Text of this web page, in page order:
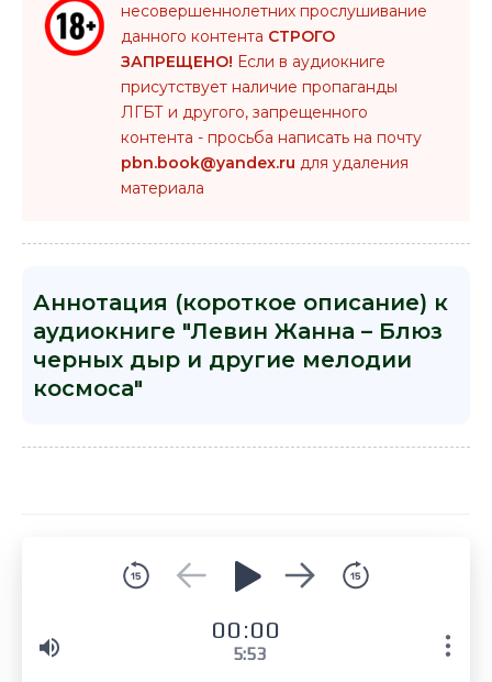
несовершеннолетних прослушивание
данного контента СТРОГО
ЗАПРЕЩЕНО! Если в аудиокниге
присутствует наличие пропаганды
ЛГБТ и другого, запрещенного
контента - просьба написать на почту
pbn.book@yandex.ru для удаления
материала
Аннотация (короткое описание) к
аудиокниге "Левин Жанна – Блюз
черных дыр и другие мелодии
космоса"
00:00
5:53